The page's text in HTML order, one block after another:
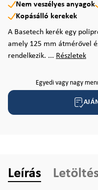
Nem veszélyes anyagok
Kopásálló kerekek
A Basetech kerék egy
amely 125 mm átmérővel
rendelkezik. ... Részletek
Egyedi vagy nagy
Leírás